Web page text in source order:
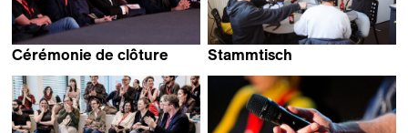
Cérémonie de clôture Stammtisch